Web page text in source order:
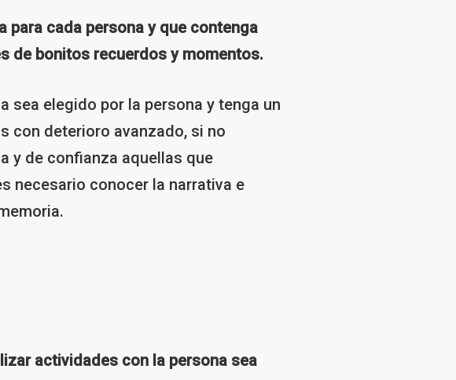
para cada persona y que contenga
de bonitos recuerdos y momentos.
sea elegido por la persona y tenga un
con deterioro avanzado, si no
y de confianza aquellas que
necesario conocer la narrativa e
actividades con la persona sea